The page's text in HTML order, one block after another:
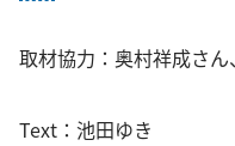
取材協力：奥村祥成さ
Text：池田ゆき